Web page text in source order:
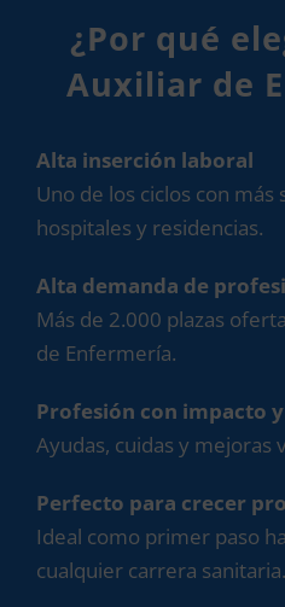
¿Por qué
Auxiliar de
Alta inserción laboral
Uno de los ciclos con más
hospitales y residencias.
Alta demanda de
Más de 2.000 plazas
de Enfermería.
Profesión con impacto
Ayudas, cuidas y mejoras
Perfecto para crecer
Ideal como primer paso
cualquier carrera sanitaria.